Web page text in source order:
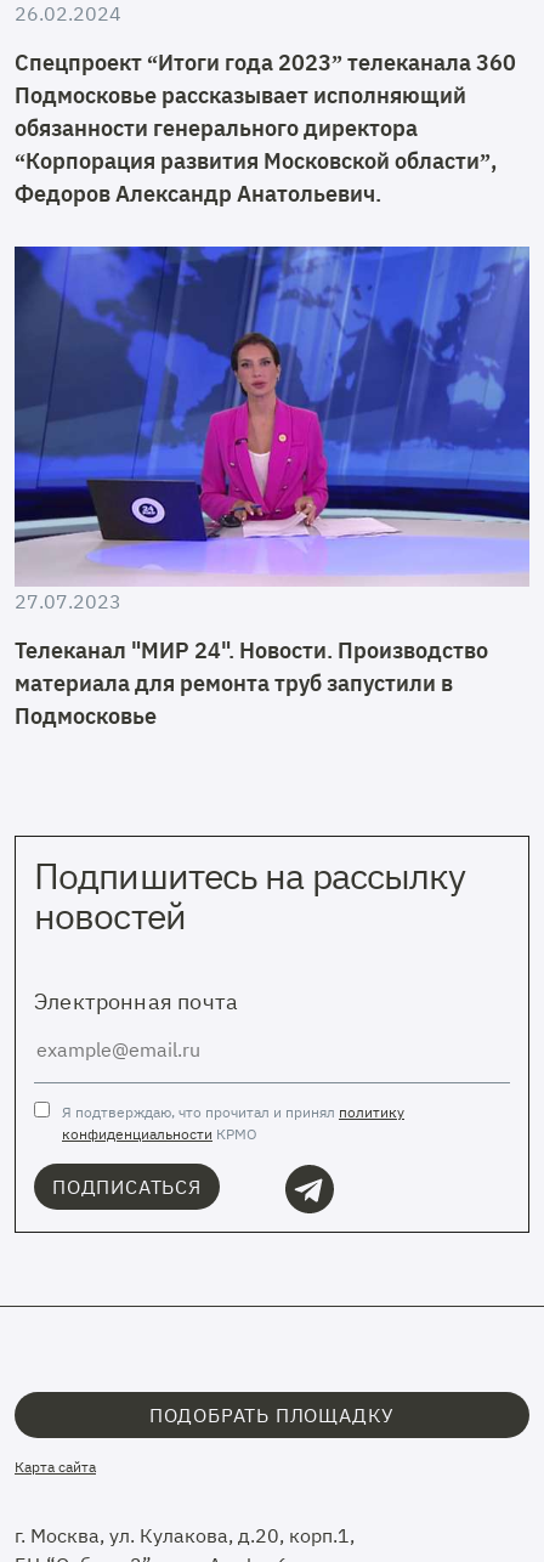
26.02.2024
Спецпроект “Итоги года 2023” телеканала 360
Подмосковье рассказывает исполняющий
обязанности генерального директора
“Корпорация развития Московской области”,
Федоров Александр Анатольевич.
27.07.2023
Телеканал "МИР 24". Новости. Производство
материала для ремонта труб запустили в
Подмосковье
Подпишитесь на рассылку
новостей
Электронная почта
Я подтверждаю, что прочитал и принял политику
конфиденциальности КРМО
ПОДПИСАТЬСЯ
г. Москва, ул. Кулакова, д.20, корп.1,
ПОДОБРАТЬ ПЛОЩАДКУ
Карта сайта